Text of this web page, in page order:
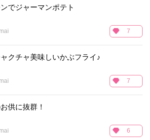
でジャーマンポテト
7
ャクチャ美味しいかぶフライ♪
7
供に抜群！
6